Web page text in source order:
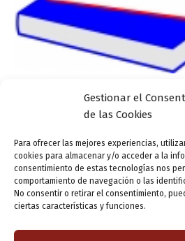
Gestionar el
de las Cookies
Para ofrecer las mejores experiencias,
cookies para almacenar y/o acceder a la
consentimiento de estas tecnologías nos
comportamiento de navegación o las
No consentir o retirar el consentimiento,
ciertas características y funciones.
Actividades infantiles en
julio
ensutinta/2 julio, 2013
Los talleres y exposiciones
lo más destacado durante julio